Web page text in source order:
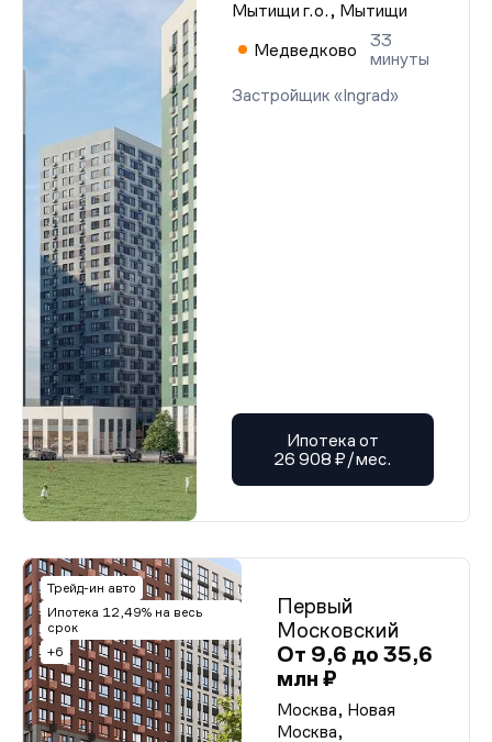
Мытищи г.о., Мытищи
Медведково
33
минуты
Застройщик «Ingrad»
Ипотека от
26 908 ₽/мес.
Трейд-ин авто
Ипотека 12,49% на весь
срок
+6
Первый
Московский
От 9,6 до 35,6
млн ₽
Москва, Новая
Москва,